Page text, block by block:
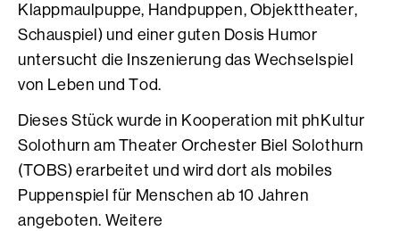
Klappmaulpuppe, Handpuppen, Objekttheater,
Schauspiel) und einer guten Dosis Humor
untersucht die Inszenierung das Wechselspiel
von Leben und Tod.
Dieses Stück wurde in Kooperation mit phKultur
Solothurn am Theater Orchester Biel Solothurn
(TOBS) erarbeitet und wird dort als mobiles
Puppenspiel für Menschen ab 10 Jahren
angeboten. Weitere